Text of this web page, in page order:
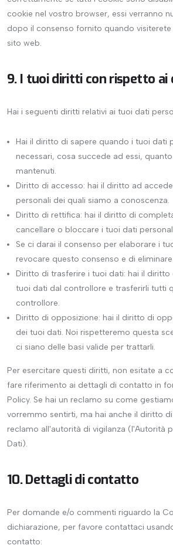
cookie nel vostro browser, essi verranno
dopo il consenso fornito quando
sito web.
9. I tuoi diritti con rispetto ai
Hai i seguenti diritti relativi ai tuoi dati
Hai il diritto di sapere quando i tuoi dati
necessari, cosa succede ad essi,
mantenuti.
Diritto di accesso: hai il diritto ad
personali dei quali siamo a conoscenza.
Diritto di rettifica: hai il diritto di
cancellare o bloccare i tuoi dati
Se ci darai il consenso per elaborare i
revocare questo consenso e di
Diritto di trasferire i tuoi dati: hai il
tuoi dati dal controllore e trasferirli tutti
controllore.
Diritto di opposizione: hai il diritto di
dei tuoi dati. Noi rispetteremo questa
ci siano delle basi valide per trattarli.
Per esercitare questi diritti, non esitate a
fare riferimento ai dettagli di contatto in
Policy. Se hai un reclamo su come
vorremmo sentirti, ma hai anche il diritto
reclamo all'autorità di vigilanza (l'Autorità
Dati).
10. Dettagli di contatto
Per domande e/o commenti riguardo la
dichiarazione, per favore contattaci
contatto: